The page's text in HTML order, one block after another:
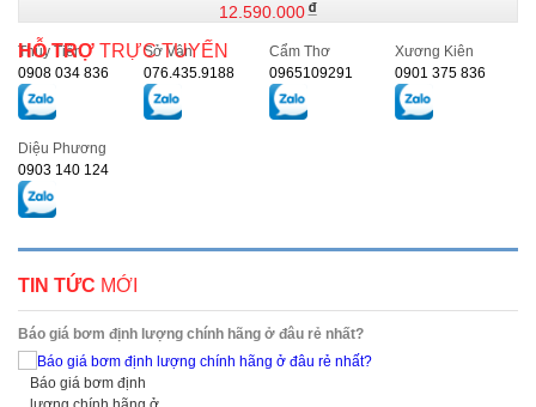
12.590.000
HỖ TRỢ TRỰC TUYẾN
Thủy Tiên
0908 034 836
Sở Vân
076.435.9188
Cẩm Thơ
0965109291
Xương Kiên
0901 375 836
Diệu Phương
0903 140 124
TIN TỨC MỚI
Báo giá bơm định lượng chính hãng ở đâu rẻ nhất?
Báo giá bơm định